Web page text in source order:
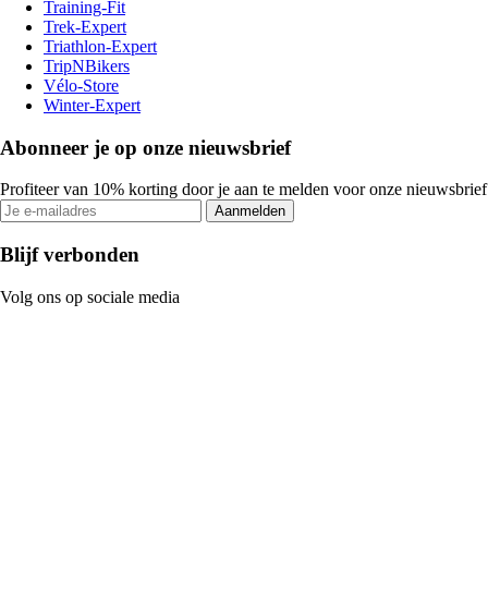
Training-Fit
Trek-Expert
Triathlon-Expert
TripNBikers
Vélo-Store
Winter-Expert
Abonneer je op onze nieuwsbrief
Profiteer van 10% korting door je aan te melden voor onze nieuwsbrief
Aanmelden
Blijf verbonden
Volg ons op sociale media